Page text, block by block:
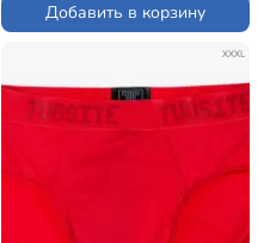
Добавить в корзину
XXXL